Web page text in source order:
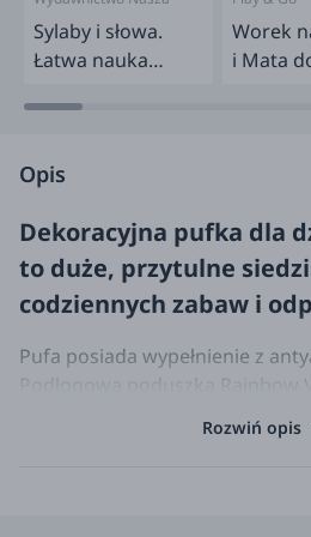
Księgarnia
Sylaby i słowa.
Łatwa nauka
20 książek
Worek
i Mata
Opis
Dekoracyjna pufka dla
to duże, przytulne
codziennych zabaw i
Pufa posiada wypełnienie z
Podłogowa poduszka Rainbow
dekoracja pokoju dziecka i
Rozwiń opis